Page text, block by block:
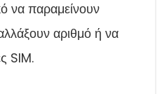
να παραμείνουν
αριθμό ή να
SIM.